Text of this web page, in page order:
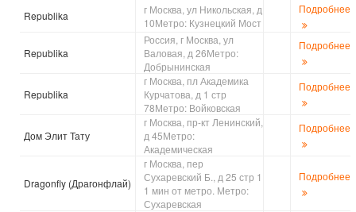
Republika
г Москва, ул Никольская, д
10Метро: Кузнецкий Мост
Подробнее
Republika
Россия, г Москва, ул
Валовая, д 26Метро:
Добрынинская
Подробнее
Republika
г Москва, пл Академика
Курчатова, д 1 стр
78Метро: Войковская
Подробнее
Дом Элит Тату
г Москва, пр-кт Ленинский,
д 45Метро:
Академическая
Подробнее
Dragonfly (Драгонфлай)
г Москва, пер
Сухаревский Б., д 25 стр 1
1 мин от метро. Метро:
Сухаревская
Подробнее